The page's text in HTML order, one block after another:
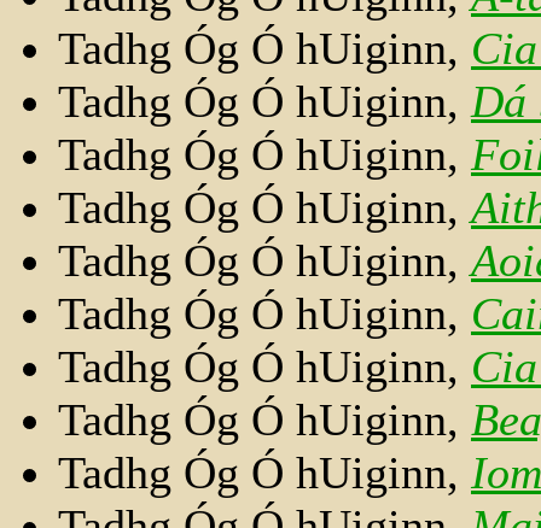
Tadhg Óg Ó hUiginn,
Tadhg Óg Ó hUiginn, Dá
Tadhg Óg Ó hUiginn,
Tadhg Óg Ó hUiginn,
Tadhg Óg Ó hUiginn,
Tadhg Óg Ó hUiginn,
Tadhg Óg Ó hUiginn,
Tadhg Óg Ó hUiginn,
Tadhg Óg Ó hUiginn,